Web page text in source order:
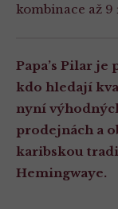
kombinace až
Papa’s Pilar
kdo hledají
nyní
prodejnách a
karibskou
Hemingwaye.